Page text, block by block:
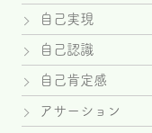
自己実現
自己認識
自己肯定感
アサーション